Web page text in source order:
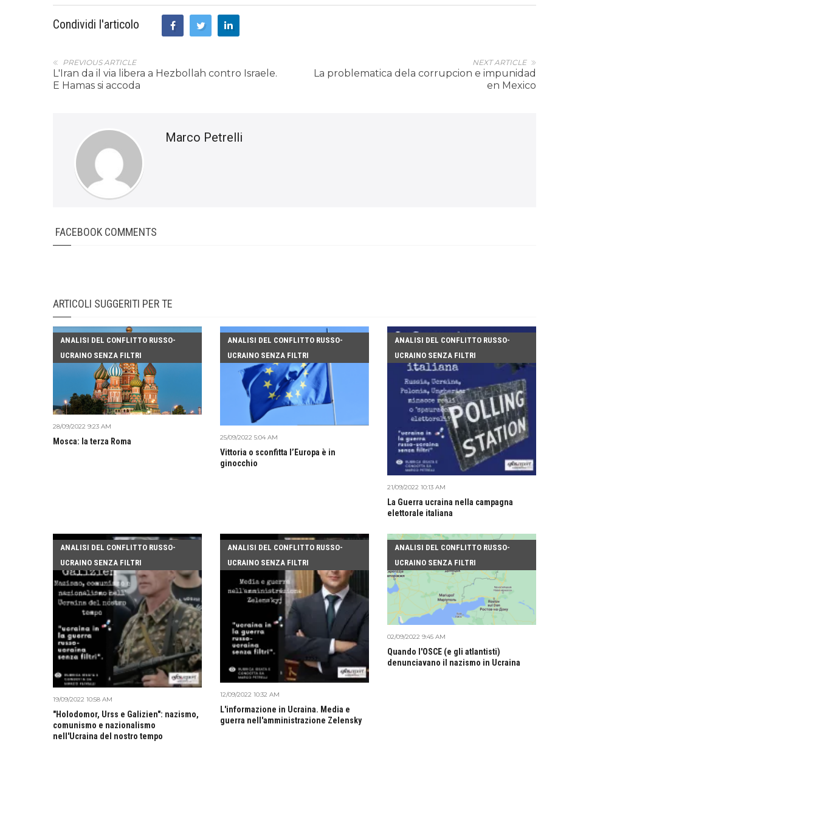
Condividi l'articolo
NEXT ARTICLE
La problematica dela corrupcion e impunidad
en Mexico
PREVIOUS ARTICLE
L'Iran da il via libera a Hezbollah contro Israele.
E Hamas si accoda
Marco Petrelli
FACEBOOK COMMENTS
ARTICOLI SUGGERITI PER TE
ANALISI DEL CONFLITTO RUSSO-
UCRAINO SENZA FILTRI
28/09/2022 9:23 AM
Mosca: la terza Roma
ANALISI DEL CONFLITTO RUSSO-
UCRAINO SENZA FILTRI
25/09/2022 5:04 AM
Vittoria o sconfitta l’Europa è in
ginocchio
ANALISI DEL CONFLITTO RUSSO-
UCRAINO SENZA FILTRI
21/09/2022 10:13 AM
La Guerra ucraina nella campagna
elettorale italiana
ANALISI DEL CONFLITTO RUSSO-
UCRAINO SENZA FILTRI
19/09/2022 10:58 AM
"Holodomor, Urss e Galizien": nazismo,
comunismo e nazionalismo
nell'Ucraina del nostro tempo
ANALISI DEL CONFLITTO RUSSO-
UCRAINO SENZA FILTRI
12/09/2022 10:32 AM
L'informazione in Ucraina. Media e
guerra nell'amministrazione Zelensky
ANALISI DEL CONFLITTO RUSSO-
UCRAINO SENZA FILTRI
02/09/2022 9:45 AM
Quando l'OSCE (e gli atlantisti)
denunciavano il nazismo in Ucraina